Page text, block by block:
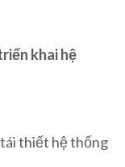
khai hệ
thiết hệ thống